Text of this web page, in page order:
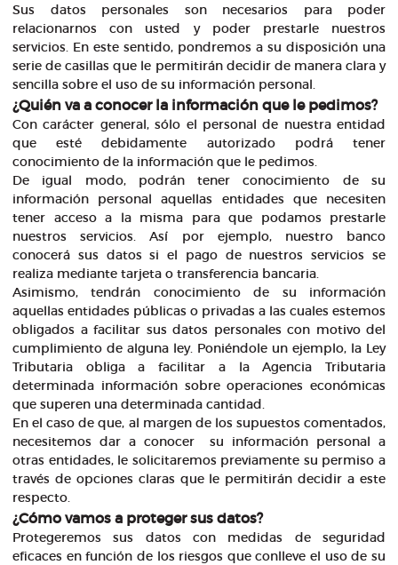
Sus datos personales son necesarios para poder
relacionarnos con usted y poder prestarle nuestros
servicios. En este sentido, pondremos a su disposición una
serie de casillas que le permitirán decidir de manera clara y
sencilla sobre el uso de su información personal.
¿Quién va a conocer la información que le pedimos?
Con carácter general, sólo el personal de nuestra entidad
que esté debidamente autorizado podrá tener
conocimiento de la información que le pedimos.
De igual modo, podrán tener conocimiento de su
información personal aquellas entidades que necesiten
tener acceso a la misma para que podamos prestarle
nuestros servicios. Así por ejemplo, nuestro banco
conocerá sus datos si el pago de nuestros servicios se
realiza mediante tarjeta o transferencia bancaria.
Asimismo, tendrán conocimiento de su información
aquellas entidades públicas o privadas a las cuales estemos
obligados a facilitar sus datos personales con motivo del
cumplimiento de alguna ley. Poniéndole un ejemplo, la Ley
Tributaria obliga a facilitar a la Agencia Tributaria
determinada información sobre operaciones económicas
que superen una determinada cantidad.
En el caso de que, al margen de los supuestos comentados,
necesitemos dar a conocer su información personal a
otras entidades, le solicitaremos previamente su permiso a
través de opciones claras que le permitirán decidir a este
respecto.
¿Cómo vamos a proteger sus datos?
Protegeremos sus datos con medidas de seguridad
eficaces en función de los riesgos que conlleve el uso de su